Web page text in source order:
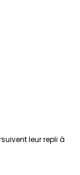
leur repli à